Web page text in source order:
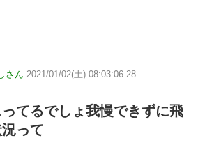
さん 2021/01/02(土) 08:03:06.28
てるでしょ我慢できずに飛
って